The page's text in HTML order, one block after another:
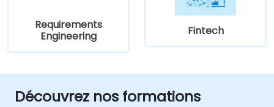
Requirements
Engineering
Fintech
Découvrez nos formations